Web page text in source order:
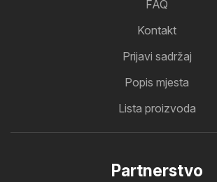
FAQ
Kontakt
Prijavi sadržaj
Popis mjesta
Lista proizvoda
Partnerstvo